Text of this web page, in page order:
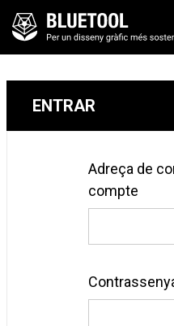
ENTRAR
Adreça de
compte